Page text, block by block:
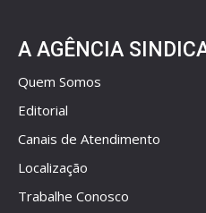
A AGÊNCIA
Quem Somos
Editorial
Canais de Atendimento
Localização
Trabalhe Conosco